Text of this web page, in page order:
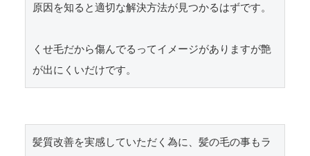
原因を知ると適切な解決方法が見つかるはずです。
くせ毛だから傷んでるってイメージがありますが艶
が出にくいだけです。
髪質改善を実感していただく為に、髪の毛の事もラ